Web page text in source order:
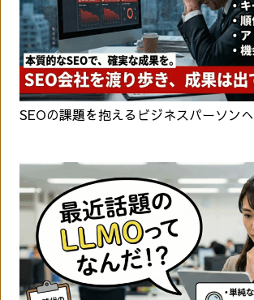
SEOの課題を抱えるビジネスパーソンへ